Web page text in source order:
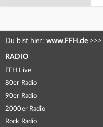
Du bist hier: www.FFH.de >>>
RADIO
FFH Live
80er Radio
90er Radio
2000er Radio
Rock Radio